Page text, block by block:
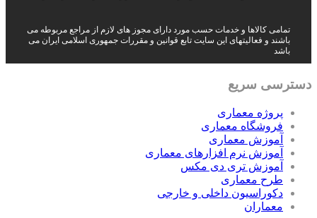
تمامی کالاها و خدمات حسب مورد دارای مجوز های لازم از مراجع مربوطه می
باشند و فعالیتهای این سایت تابع قوانین و مقررات جمهوری اسلامی ایران می
باشد
دسترسی سریع
پروژه معماری
فروشگاه معماری
آموزش معماری
آموزش نرم افزارهای معماری
آموزش تری دی مکس
طرح معماری
دکوراسیون داخلی و خارجی
معماران